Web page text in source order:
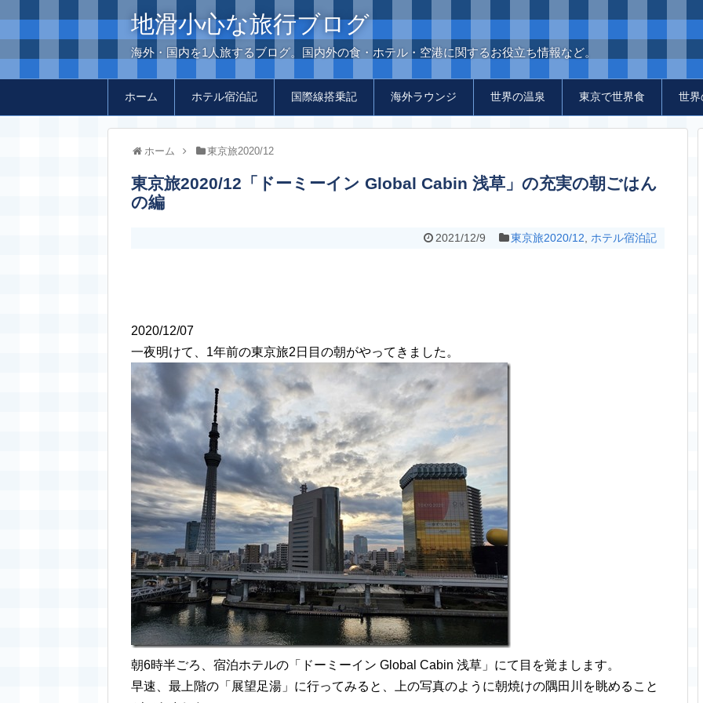
地滑小心な旅行ブログ
海外・国内を1人旅するブログ。国内外の食・ホテル・空港に関するお役立ち情報など。
ホーム ホテル宿泊記 国際線搭乗記 海外ラウンジ 世界の温泉 東京で世界食 世界
ホーム 東京旅2020/12
東京旅2020/12「ドーミーイン Global Cabin 浅草」の充実の朝ごはん
の編
2021/12/9 東京旅2020/12 ホテル宿泊記
2020/12/07
一夜明けて、1年前の東京旅2日目の朝がやってきました。
朝6時半ごろ、宿泊ホテルの「ドーミーイン Global Cabin 浅草」にて目を覚まします。
早速、最上階の「展望足湯」に行ってみると、上の写真のように朝焼けの隅田川を眺めること